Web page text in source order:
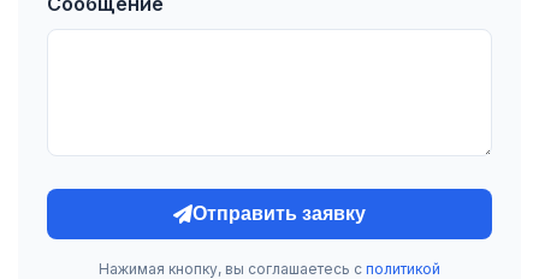
Отправить заявку
Нажимая кнопку, вы соглашаетесь с политикой